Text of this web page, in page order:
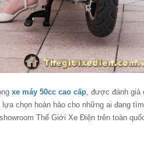
xe máy 50cc cao cấp, được đánh giá
chọn hoàn hảo cho những ai đang
Thế Giới Xe Điện trên toàn